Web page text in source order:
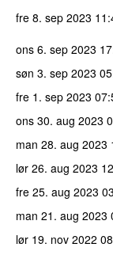
fre 8. sep 2023
ons 6. sep 2023
søn 3. sep 2023
fre 1. sep 2023
ons 30. aug 2023
man 28. aug 2023
lør 26. aug 2023
fre 25. aug 2023
man 21. aug 2023
lør 19. nov 2022